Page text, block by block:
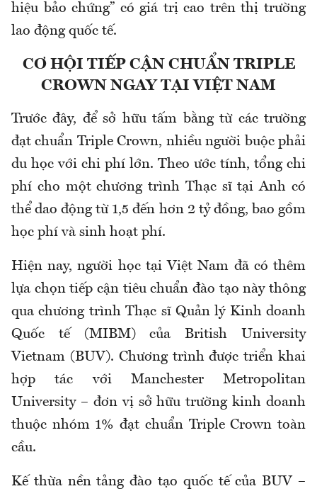
hiệu bảo chứng” có giá trị cao trên thị trường
lao động quốc tế.
CƠ HỘI TIẾP CẬN CHUẨN TRIPLE
CROWN NGAY TẠI VIỆT NAM
Trước đây, để sở hữu tấm bằng từ các trường
đạt chuẩn Triple Crown, nhiều người buộc phải
du học với chi phí lớn. Theo ước tính, tổng chi
phí cho một chương trình Thạc sĩ tại Anh có
thể dao động từ 1,5 đến hơn 2 tỷ đồng, bao gồm
học phí và sinh hoạt phí.
Hiện nay, người học tại Việt Nam đã có thêm
lựa chọn tiếp cận tiêu chuẩn đào tạo này thông
qua chương trình Thạc sĩ Quản lý Kinh doanh
Quốc tế (MIBM) của British University
Vietnam (BUV). Chương trình được triển khai
hợp tác với Manchester Metropolitan
University – đơn vị sở hữu trường kinh doanh
thuộc nhóm 1% đạt chuẩn Triple Crown toàn
cầu.
Kế thừa nền tảng đào tạo quốc tế của BUV –